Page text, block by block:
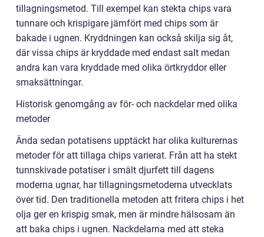
tillagningsmetod. Till exempel kan stekta chips vara
tunnare och krispigare jämfört med chips som är
bakade i ugnen. Kryddningen kan också skilja sig åt,
där vissa chips är kryddade med endast salt medan
andra kan vara kryddade med olika örtkryddor eller
smaksättningar.
Historisk genomgång av för- och nackdelar med olika
metoder
Ända sedan potatisens upptäckt har olika kulturernas
metoder för att tillaga chips varierat. Från att ha stekt
tunnskivade potatiser i smält djurfett till dagens
moderna ugnar, har tillagningsmetoderna utvecklats
över tid. Den traditionella metoden att fritera chips i het
olja ger en krispig smak, men är mindre hälsosam än
att baka chips i ugnen. Nackdelarna med att steka